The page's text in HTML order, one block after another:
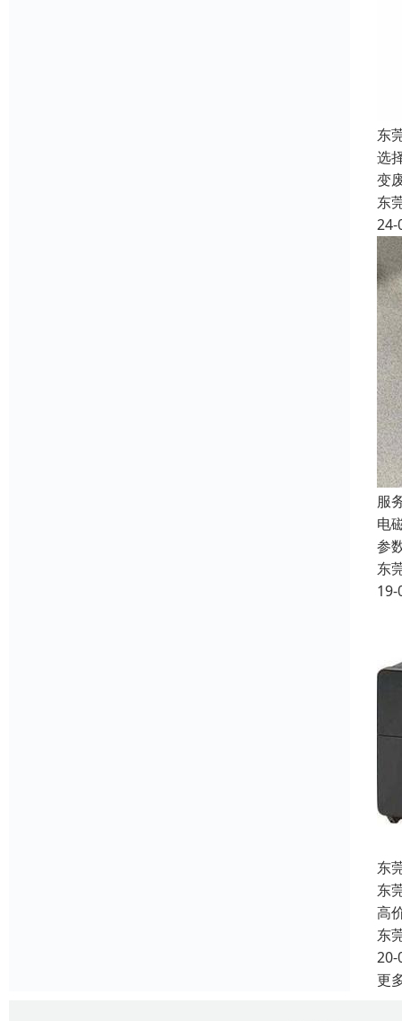
东
选
变
东
24-
服
电
参
东
19-
东
东
高
东
20-
更